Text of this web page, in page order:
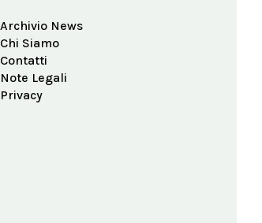
Archivio News
Chi Siamo
Contatti
Note Legali
Privacy